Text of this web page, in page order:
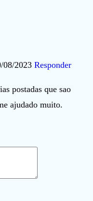
08/2023 Responder
postadas que sao
ajudado muito.